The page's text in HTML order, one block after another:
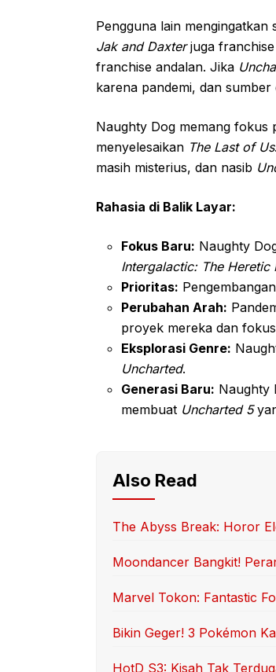
Pengguna lain
Jak and Daxterjuga franchise
franchise andalan. Jika
karena pandemi, dan sumber
Naughty Dog memang fokus
menyelesaikan The Last of Us
masih misterius, dan nasib
Rahasia di Balik Layar:
Fokus Baru: Naughty
Intergalactic: The Heretic
Prioritas: Pengembangan
Perubahan Arah:
proyek mereka dan
Eksplorasi Genre:
Uncharted.
Generasi Baru: Naughty
membuat Uncharted 5
Also Read
The Abyss Break: Horor
Moondancer Bangkit!
Marvel Tokon: Fantastic
Bikin Geger! 3 Pokémon
HotD S3: Kisah Tak